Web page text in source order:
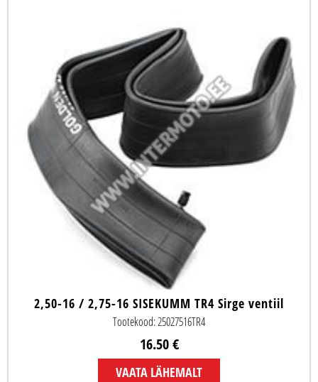
2,50-16 / 2,75-16 SISEKUMM TR4 Sirge ventiil
Tootekood: 25027516TR4
16.50 €
VAATA LÄHEMALT